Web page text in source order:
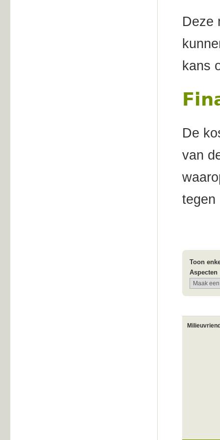
Deze
kans
De
van
tegen
Toon
Aspecten